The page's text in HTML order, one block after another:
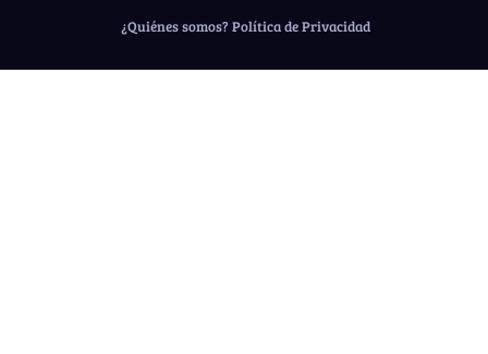
¿Quiénes somos? Política de Privacidad